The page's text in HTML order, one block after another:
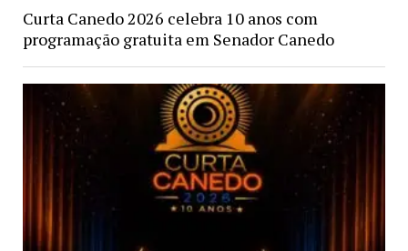
Curta Canedo 2026 celebra 10 anos com
programação gratuita em Senador Canedo